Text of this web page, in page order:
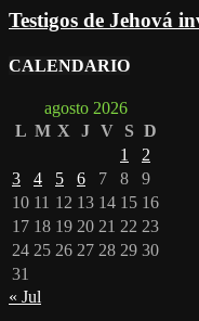
Testigos de Jehová
CALENDARIO
agosto 2026
L M X J V S D
1
2
3
4 5 6 7 8
9
10 11 12 13 14 15 16
17 18 19 20 21 22 23
24 25 26 27 28 29 30
31
« Jul